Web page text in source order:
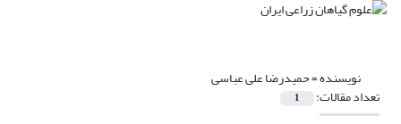
نویسنده =حمیدرضا علی عباسی
تعداد مقالات: 1